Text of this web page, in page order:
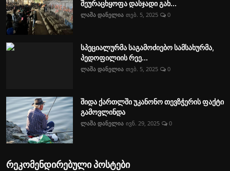
შეურაცხყოფა დასჯადი გახ...
ლაშა დანელია თებ. 5, 2025 0
სპეციალურმა საგამოძიებო სამსახურმა,
პედოფილიის რეე...
ლაშა დანელია თებ. 5, 2025 0
შიდა ქართლში უკანონო თევზჭერის ფაქტი
გამოვლინდა
ლაშა დანელია ივნ. 29, 2025 0
რეკომენდირებული პოსტები